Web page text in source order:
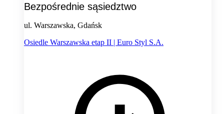
Bezpośrednie sąsiedztwo
ul. Warszawska, Gdańsk
Osiedle Warszawska etap II | Euro Styl S.A.